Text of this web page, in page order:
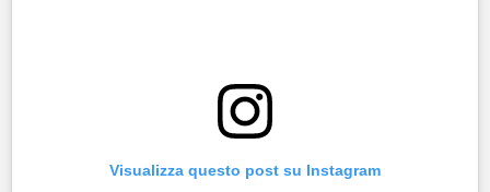
Visualizza questo post su Instagram